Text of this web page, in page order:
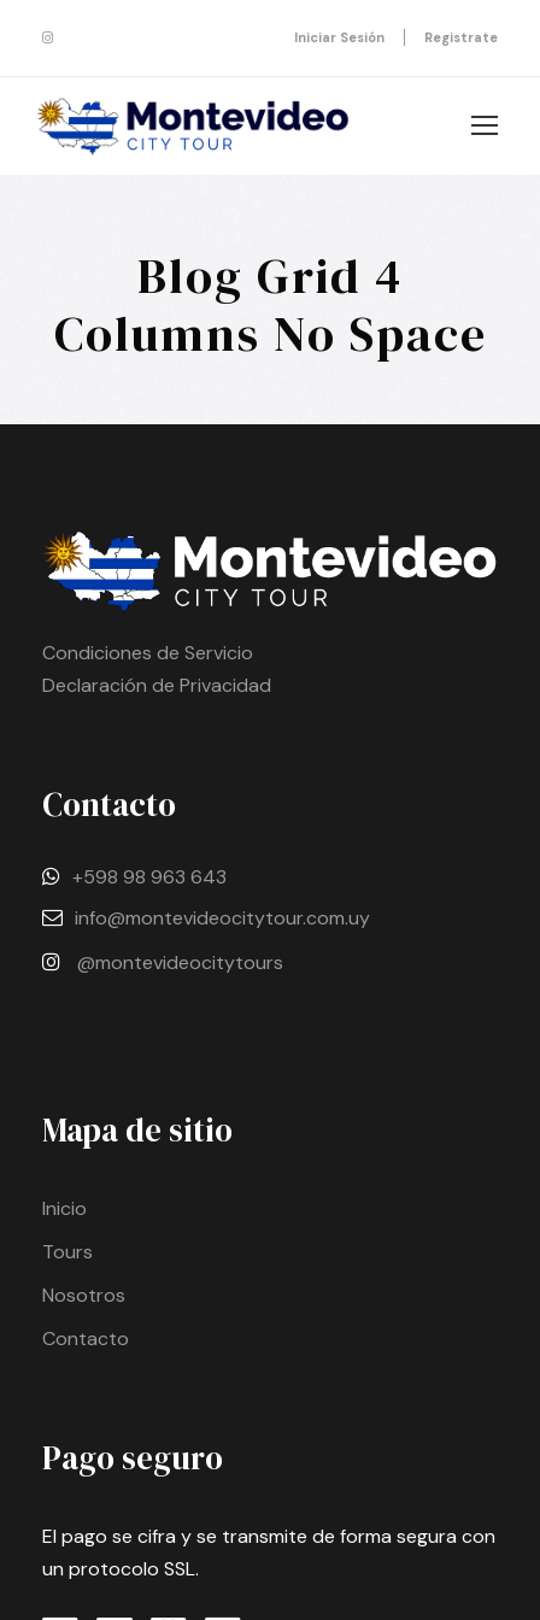
Iniciar Sesión Registrate
Blog Grid 4
Columns No Space
Condiciones de Servicio
Declaración de Privacidad
Contacto
+598 98 963 643
info@montevideocitytour.com.uy
@montevideocitytours
Mapa de sitio
Inicio
Tours
Nosotros
Contacto
Pago seguro
El pago se cifra y se transmite de forma segura con
un protocolo SSL.